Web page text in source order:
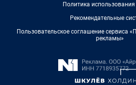
Политика
Рекомендательные
Пользовательское соглашение сервиса
рекламы»